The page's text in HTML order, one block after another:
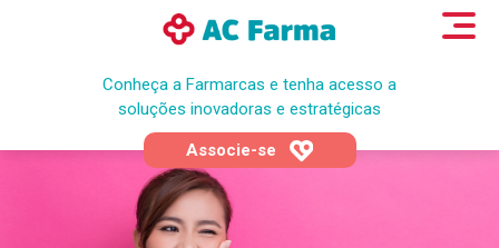
Conheça a Farmarcas e tenha acesso a
soluções inovadoras e estratégicas
Associe-se